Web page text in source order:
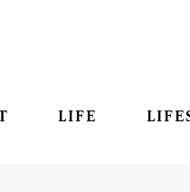
LIFE